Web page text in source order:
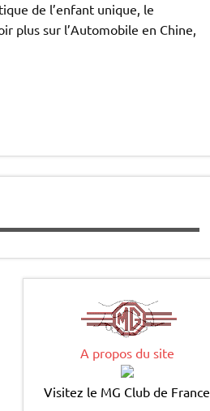
de l’enfant unique, le
plus sur l’Automobile en Chine,
A propos du site
Visitez le MG Club de France